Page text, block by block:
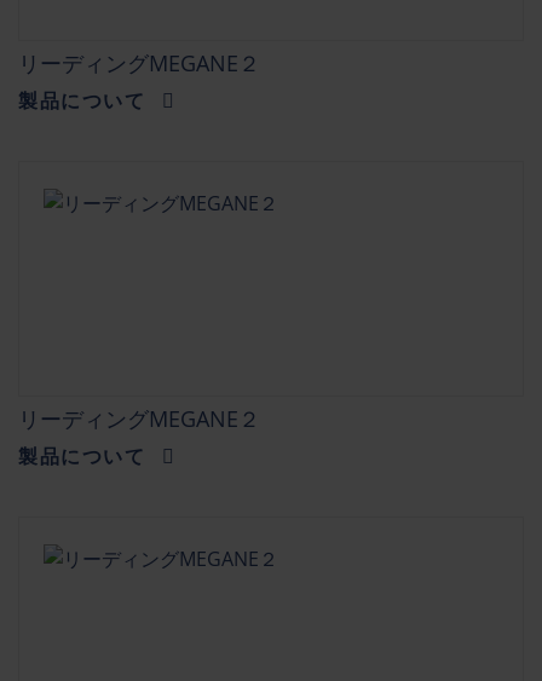
リーディングMEGANE２
製品について
リーディングMEGANE２
製品について